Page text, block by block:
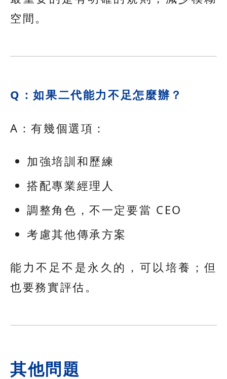
空間。
Q：如果二代能力不足怎麼辦？
A：有幾個選項：
加強培訓和歷練
搭配專業經理人
調整角色，不一定要當 CEO
考慮其他傳承方案
能力不足不是永久的，可以培養；但
也要務實評估。
其他問題